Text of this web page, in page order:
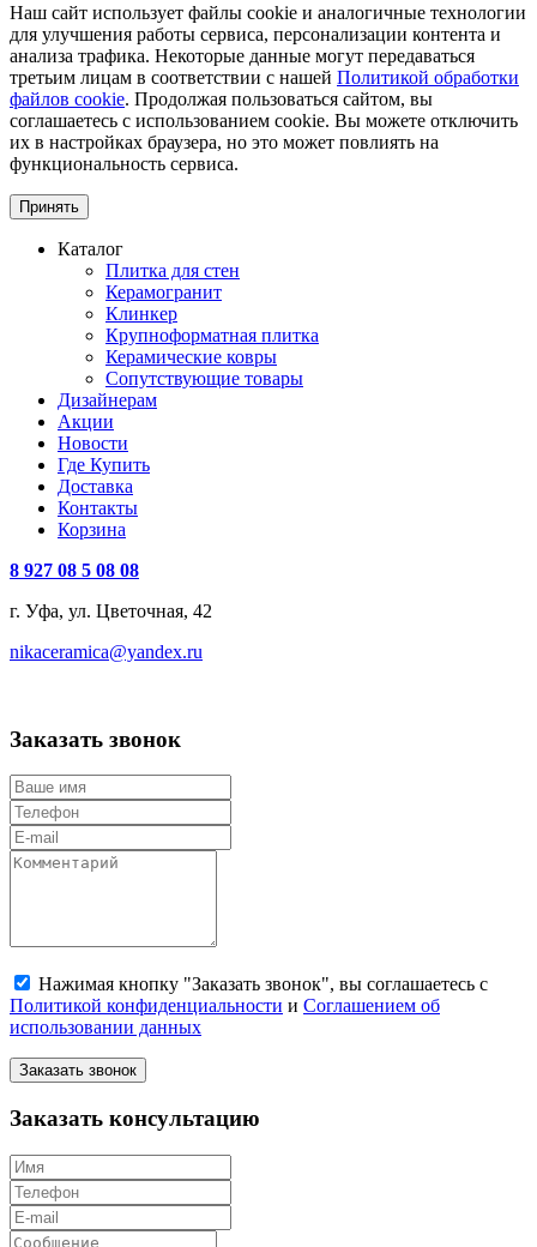
Наш сайт использует файлы cookie и аналогичные технологии
для улучшения работы сервиса, персонализации контента и
анализа трафика. Некоторые данные могут передаваться
третьим лицам в соответствии с нашей Политикой обработки
файлов cookie. Продолжая пользоваться сайтом, вы
соглашаетесь с использованием cookie. Вы можете отключить
их в настройках браузера, но это может повлиять на
функциональность сервиса.
Принять
Каталог
Плитка для стен
Керамогранит
Клинкер
Крупноформатная плитка
Керамические ковры
Сопутствующие товары
Дизайнерам
Акции
Новости
Где Купить
Доставка
Контакты
Корзина
8 927 08 5 08 08
г. Уфа, ул. Цветочная, 42
nikaceramica@yandex.ru
Заказать звонок
Нажимая кнопку "Заказать звонок", вы соглашаетесь с
Политикой конфиденциальности и Соглашением об
использовании данных
Заказать звонок
Заказать консультацию